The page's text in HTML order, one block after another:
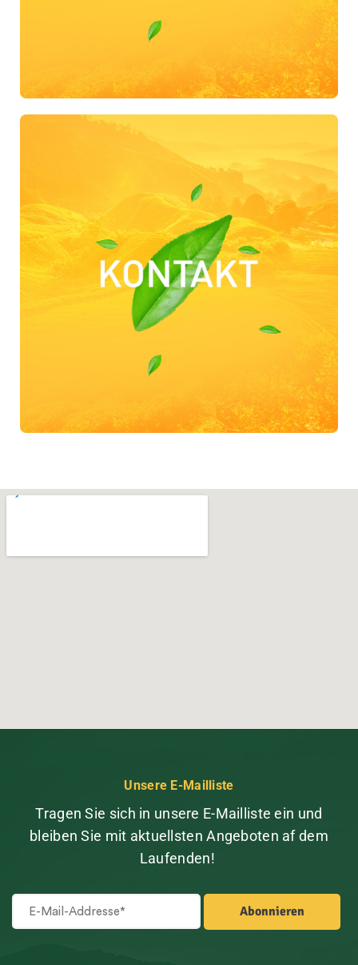
Unsere E-Mailliste
Tragen Sie sich in unsere E-Mailliste ein und
bleiben Sie mit aktuellsten Angeboten af dem
Laufenden!